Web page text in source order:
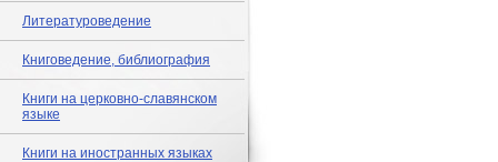
Литературоведение
Книговедение, библиография
Книги на церковно-славянском
языке
Книги на иностранных языках